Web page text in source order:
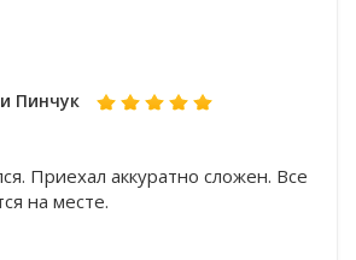
Пинчук
Приехал аккуратно сложен. Все
на месте.